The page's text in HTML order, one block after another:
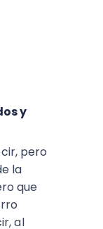
y
pero
la
que
al